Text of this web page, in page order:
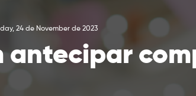
24 de November de 2023